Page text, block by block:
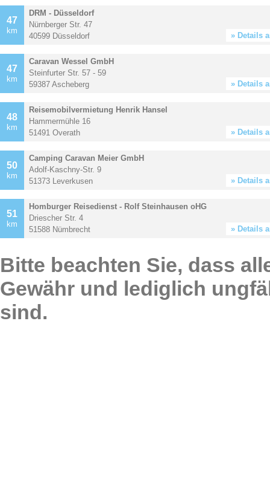
47
km
DRM - Düsseldorf
Nürnberger Str. 47
40599 Düsseldorf
» Details
47
km
Caravan Wessel GmbH
Steinfurter Str. 57 - 59
59387 Ascheberg
» Details
48
km
Reisemobilvermietung Henrik Hansel
Hammermühle 16
51491 Overath
» Details
50
km
Camping Caravan Meier GmbH
Adolf-Kaschny-Str. 9
51373 Leverkusen
» Details
51
km
Homburger Reisedienst - Rolf Steinhausen oHG
Driescher Str. 4
51588 Nümbrecht
» Details
Bitte beachten Sie, dass
Gewähr und lediglich
sind.